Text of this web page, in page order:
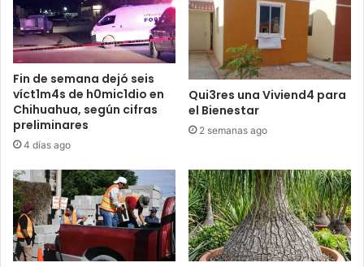
Fin de semana dejó seis
víct1m4s de h0mic1dio en
Chihuahua, según cifras
preliminares
4 días ago
Qui3res una Viviend4 para
el Bienestar
2 semanas ago